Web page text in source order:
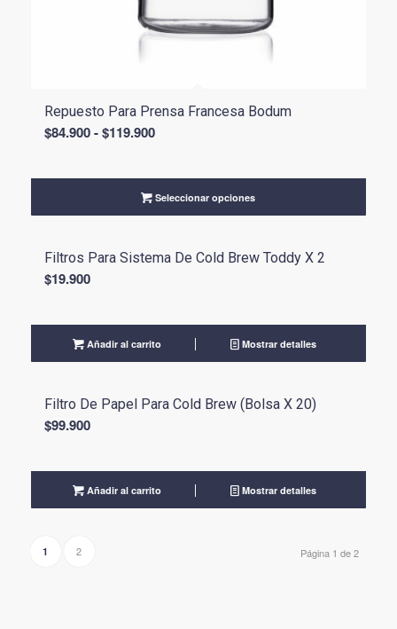
Repuesto Para Prensa Francesa Bodum
$84.900 - $119.900Rango
desde
$84.900
$119.900
Seleccionar opciones
Filtros Para Sistema De Cold Brew Toddy X 2
$19.900
Añadir al carrito Mostrar detalles
Filtro De Papel Para Cold Brew (Bolsa X 20)
$99.900
Añadir al carrito Mostrar detalles
Página 1 de 2
1 2